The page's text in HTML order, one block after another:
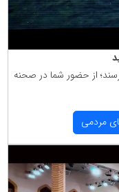
از حضور شما در صحنه
مردمی